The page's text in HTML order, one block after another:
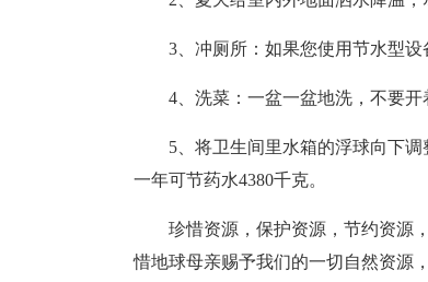
3、冲厕所：如果您使用节水型设
4、洗菜：一盆一盆地洗，不要开
5、将卫生间里水箱的浮球向下
一年可节药水4380千克。
珍惜资源，保护资源，节约资源
惜地球母亲赐予我们的一切自然资